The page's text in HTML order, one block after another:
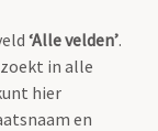
‘Alle velden’.
in alle
hier
en